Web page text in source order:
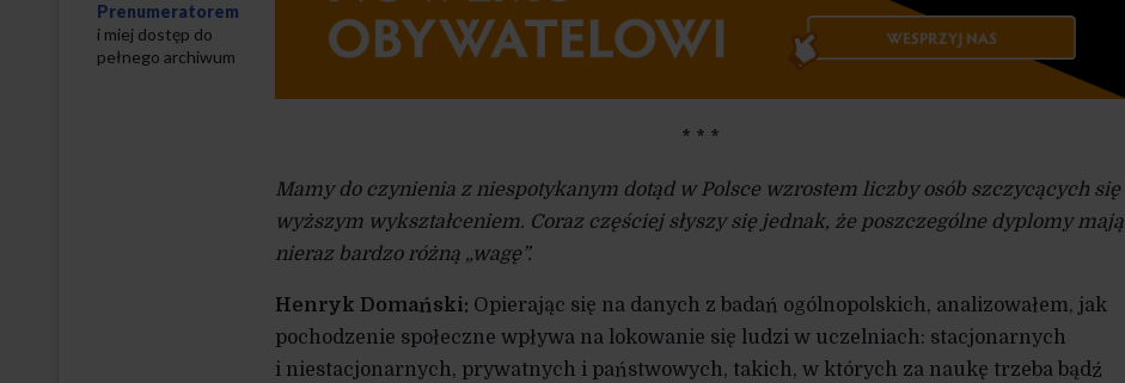
* * *
Mamy do czynienia z niespotykanym dotąd w Polsce wzrostem liczby osób szczycących się
wyższym wykształceniem. Coraz częściej słyszy się jednak, że poszczególne dyplomy mają
nieraz bardzo różną „wagę”.
Henryk Domański: Opierając się na danych z badań ogólnopolskich, analizowałem, jak
pochodzenie społeczne wpływa na lokowanie się ludzi w uczelniach: stacjonarnych
i niestacjonarnych, prywatnych i państwowych, takich, w których za naukę trzeba bądź
Prenumeratorem
i miej dostęp do
pełnego archiwum